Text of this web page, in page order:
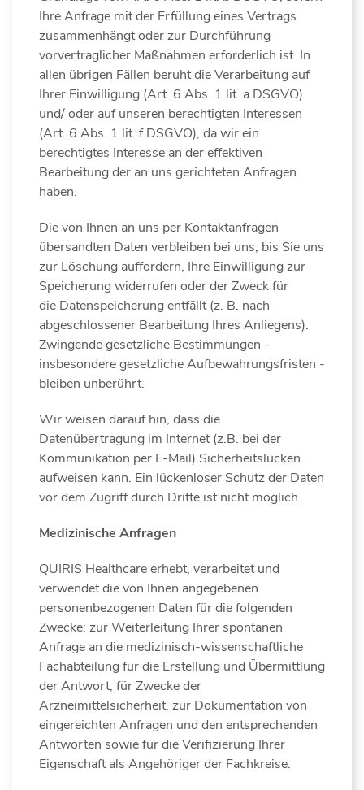
Ihre Anfrage mit der Erfüllung eines Vertrags
zusammenhängt oder zur Durchführung
vorvertraglicher Maßnahmen erforderlich ist. In
allen übrigen Fällen beruht die Verarbeitung auf
Ihrer Einwilligung (Art. 6 Abs. 1 lit. a DSGVO)
und/ oder auf unseren berechtigten Interessen
(Art. 6 Abs. 1 lit. f DSGVO), da wir ein
berechtigtes Interesse an der effektiven
Bearbeitung der an uns gerichteten Anfragen
haben.
Die von Ihnen an uns per Kontaktanfragen
übersandten Daten verbleiben bei uns, bis Sie uns
zur Löschung auffordern, Ihre Einwilligung zur
Speicherung widerrufen oder der Zweck für
die Datenspeicherung entfällt (z. B. nach
abgeschlossener Bearbeitung Ihres Anliegens).
Zwingende gesetzliche Bestimmungen -
insbesondere gesetzliche Aufbewahrungsfristen -
bleiben unberührt.
Wir weisen darauf hin, dass die
Datenübertragung im Internet (z.B. bei der
Kommunikation per E­-Mail) Sicherheitslücken
aufweisen kann. Ein lückenloser Schutz der Daten
vor dem Zugriff durch Dritte ist nicht möglich.
Medizinische Anfragen
QUIRIS Healthcare erhebt, verarbeitet und
verwendet die von Ihnen angegebenen
personenbezogenen Daten für die folgenden
Zwecke: zur Weiterleitung Ihrer spontanen
Anfrage an die medizinisch-wissenschaftliche
Fachabteilung für die Erstellung und Übermittlung
der Antwort, für Zwecke der
Arzneimittelsicherheit, zur Dokumentation von
eingereichten Anfragen und den entsprechenden
Antworten sowie für die Verifizierung Ihrer
Eigenschaft als Angehöriger der Fachkreise.